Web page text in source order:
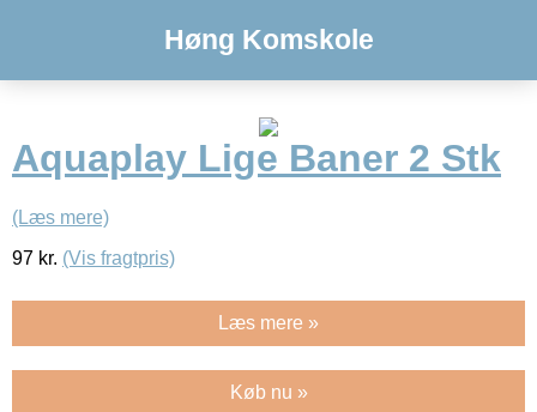
Høng Komskole
Aquaplay Lige Baner 2 Stk
(Læs mere)
97 kr. (Vis fragtpris)
Læs mere »
Køb nu »